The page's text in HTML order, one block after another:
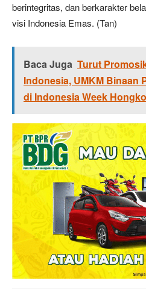
berintegritas, dan berkarakter
visi Indonesia Emas. (Tan)
Baca Juga Turut
Indonesia, UMKM Binaan
di Indonesia Week